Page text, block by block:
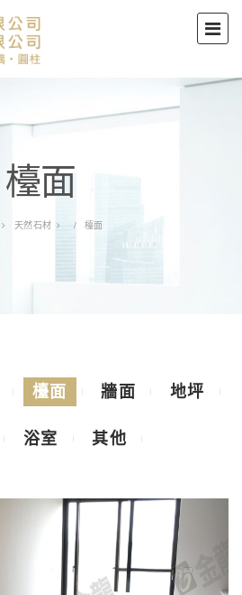
檯面
天然石材 檯面
檯面 牆面 地坪
浴室 其他